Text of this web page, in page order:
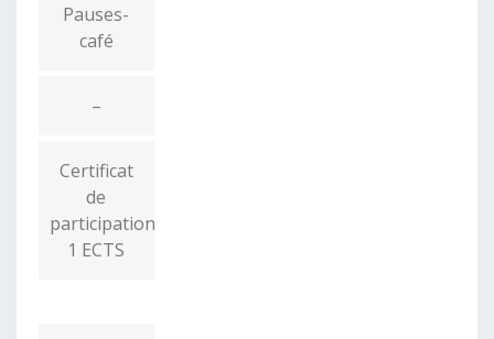
Pauses-
café
–
Certificat
de
participation
1 ECTS